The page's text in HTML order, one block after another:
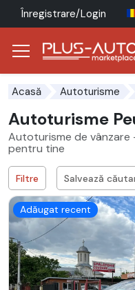
Înregistrare/Login
Acasă Autoturisme
Autoturisme
Autoturisme de
pentru tine
Salvează
Filtre
Adăugat recent